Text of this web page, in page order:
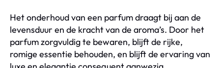
Het onderhoud van een parfum draagt bij aan de
levensduur en de kracht van de aroma’s. Door het
parfum zorgvuldig te bewaren, blijft de rijke,
romige essentie behouden, en blijft de ervaring van